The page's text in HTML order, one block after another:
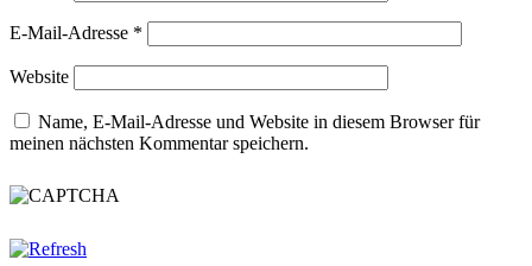
E-Mail-Adresse *
Website
Name, E-Mail-Adresse und Website in diesem Browser für
meinen nächsten Kommentar speichern.